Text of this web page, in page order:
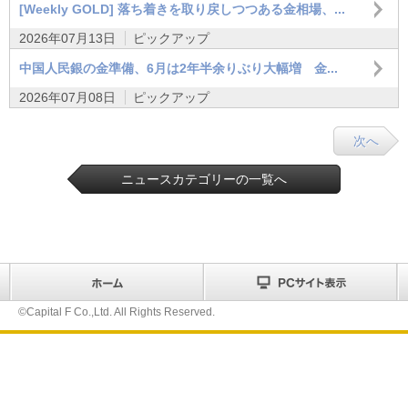
[Weekly GOLD] 落ち着きを取り戻しつつある金相場、...
2026年07月13日
ピックアップ
中国人民銀の金準備、6月は2年半余りぶり大幅増 金...
2026年07月08日
ピックアップ
次へ
ニュースカテゴリーの一覧へ
©Capital F Co.,Ltd. All Rights Reserved.